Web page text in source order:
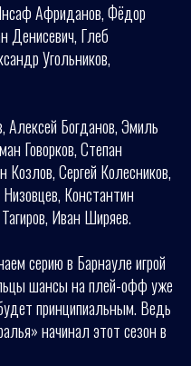
Африданов, Фёдор
Денисевич, Глеб
Угольников,
Богданов, Эмиль
Говорков, Степан
Сергей Колесников,
Константин
Иван Ширяев.
серию в Барнауле игрой
шансы на плей-офф уже
принципиальным. Ведь
начинал этот сезон в